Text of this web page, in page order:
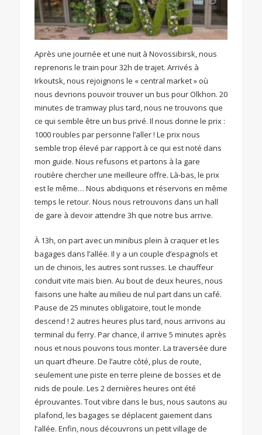
Après une journée et une nuit à Novossibirsk, nous
reprenons le train pour 32h de trajet. Arrivés à
Irkoutsk, nous rejoignons le « central market » où
nous devrions pouvoir trouver un bus pour Olkhon. 20
minutes de tramway plus tard, nous ne trouvons que
ce qui semble être un bus privé. Il nous donne le prix :
1000 roubles par personne l’aller ! Le prix nous
semble trop élevé par rapport à ce qui est noté dans
mon guide. Nous refusons et partons à la gare
routière chercher une meilleure offre. Là-bas, le prix
est le même… Nous abdiquons et réservons en même
temps le retour. Nous nous retrouvons dans un hall
de gare à devoir attendre 3h que notre bus arrive.
À 13h, on part avec un minibus plein à craquer et les
bagages dans l’allée. Il y a un couple d’espagnols et
un de chinois, les autres sont russes. Le chauffeur
conduit vite mais bien. Au bout de deux heures, nous
faisons une halte au milieu de nul part dans un café.
Pause de 25 minutes obligatoire, tout le monde
descend ! 2 autres heures plus tard, nous arrivons au
terminal du ferry. Par chance, il arrive 5 minutes après
nous et nous pouvons tous monter. La traversée dure
un quart d’heure. De l’autre côté, plus de route,
seulement une piste en terre pleine de bosses et de
nids de poule. Les 2 dernières heures ont été
éprouvantes. Tout vibre dans le bus, nous sautons au
plafond, les bagages se déplacent gaiement dans
l’allée. Enfin, nous découvrons un petit village de